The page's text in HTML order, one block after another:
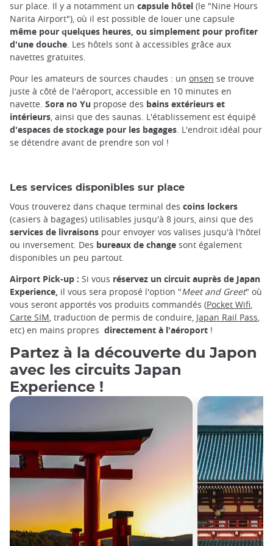
sur place. Il y a notamment un capsule hôtel (le "Nine Hours
Narita Airport"), où il est possible de louer une capsule
même pour quelques heures, ou simplement pour profiter
d'une douche . Les hôtels sont à accessibles grâce aux
navettes gratuites.
Pour les amateurs de sources chaudes : un onsen se trouve
juste à côté de l'aéroport, accessible en 10 minutes en
navette. Sora no Yu propose des bains extérieurs et
intérieurs , ainsi que des saunas. L'établissement est équipé
d'espaces de stockage pour les bagages . L'endroit idéal pour
se détendre avant de prendre son vol !
Les services disponibles sur place
Vous trouverez dans chaque terminal des coins lockers
(casiers à bagages) utilisables jusqu'à 8 jours, ainsi que des
services de livraisons pour envoyer vos valises jusqu'à l'hôtel
ou inversement. Des bureaux de change sont également
disponibles un peu partout.
Airport Pick-up : Si vous réservez un circuit auprès de Japan
Experience, il vous sera proposé l'option "Meet and Greet" où
vous seront apportés vos produits commandés (Pocket Wifi,
Carte SIM, traduction de permis de conduire, Japan Rail Pass,
etc) en mains propres directement à l'aéroport !
Partez à la découverte du Japon
avec les circuits Japan
Experience !